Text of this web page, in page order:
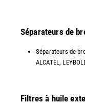
Séparateurs de
Séparateurs de
ALCATEL,
Filtres à huile